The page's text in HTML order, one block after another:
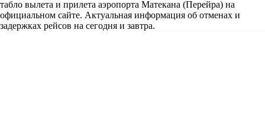
табло вылета и прилета аэропорта Матекана (Перейра) на
официальном сайте. Актуальная информация об отменах и
задержках рейсов на сегодня и завтра.